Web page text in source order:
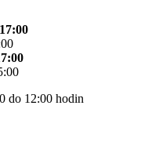
do 12:00 hodin